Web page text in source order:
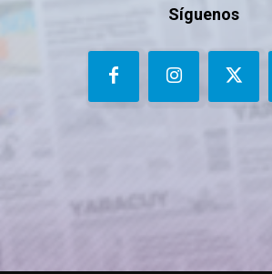
Síguenos